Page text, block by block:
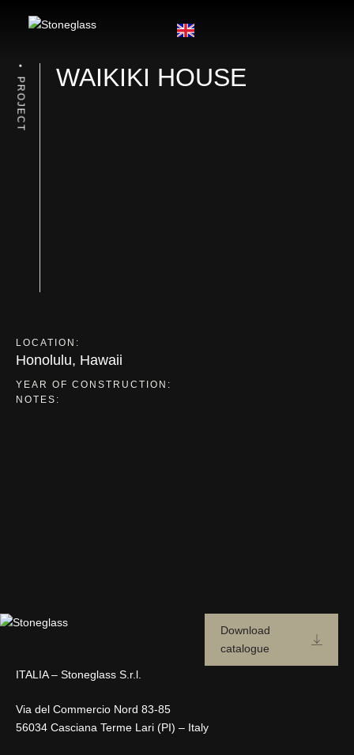
PROJECT WAIKIKI HOUSE
LOCATION:
Honolulu, Hawaii
YEAR OF CONSTRUCTION:
NOTES:
Download
catalogue
ITALIA – Stoneglass S.r.l.
Via del Commercio Nord 83-85
56034 Casciana Terme Lari (PI) – Italy